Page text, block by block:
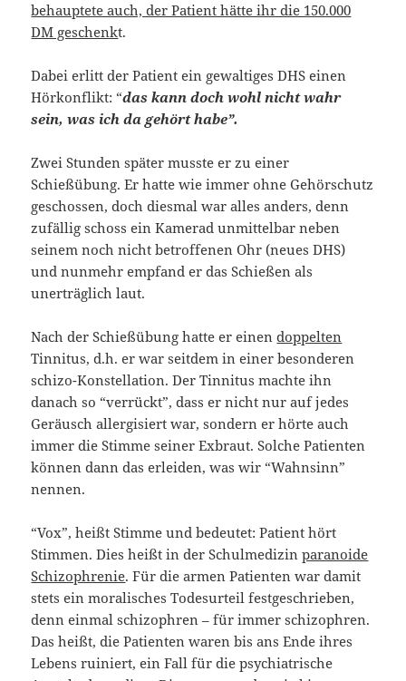
behauptete auch, der Patient hätte ihr die 150.000
DM geschenkt.
Dabei erlitt der Patient ein gewaltiges DHS einen
Hörkonflikt: “das kann doch wohl nicht wahr
sein, was ich da gehört habe”.
Zwei Stunden später musste er zu einer
Schießübung. Er hatte wie immer ohne Gehörschutz
geschossen, doch diesmal war alles anders, denn
zufällig schoss ein Kamerad unmittelbar neben
seinem noch nicht betroffenen Ohr (neues DHS)
und nunmehr empfand er das Schießen als
unerträglich laut.
Nach der Schießübung hatte er einendoppelten
Tinnitus, d.h. er war seitdem in einer besonderen
schizo-Konstellation. Der Tinnitus machte ihn
danach so “verrückt”, dass er nicht nur auf jedes
Geräusch allergisiert war, sondern er hörte auch
immer die Stimme seiner Exbraut. Solche Patienten
können dann das erleiden, was wir “Wahnsinn”
nennen.
“Vox”, heißt Stimme und bedeutet: Patient hört
Stimmen. Dies heißt in der Schulmedizinparanoide
Schizophrenie. Für die armen Patienten war damit
stets ein moralisches Todesurteil festgeschrieben,
denn einmal schizophren – für immer schizophren.
Das heißt, die Patienten waren bis ans Ende ihres
Lebens ruiniert, ein Fall für die psychiatrische